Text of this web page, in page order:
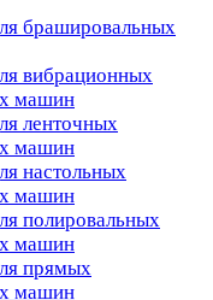
брашировальных
вибрационных
машин
ленточных
машин
настольных
машин
полировальных
машин
прямых
машин